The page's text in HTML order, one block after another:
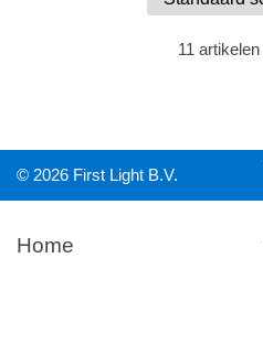
11 artikelen
© 2026 First Light B.V.
Home